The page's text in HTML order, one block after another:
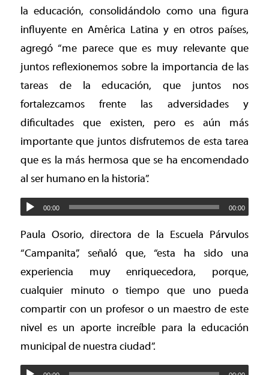
la educación, consolidándolo como una figura
influyente en América Latina y en otros países,
agregó “me parece que es muy relevante que
juntos reflexionemos sobre la importancia de las
tareas de la educación, que juntos nos
fortalezcamos frente las adversidades y
dificultades que existen, pero es aún más
importante que juntos disfrutemos de esta tarea
que es la más hermosa que se ha encomendado
al ser humano en la historia”.
00:00 00:00
Paula Osorio, directora de la Escuela Párvulos
“Campanita”, señaló que, “esta ha sido una
experiencia muy enriquecedora, porque,
cualquier minuto o tiempo que uno pueda
compartir con un profesor o un maestro de este
nivel es un aporte increíble para la educación
municipal de nuestra ciudad”.